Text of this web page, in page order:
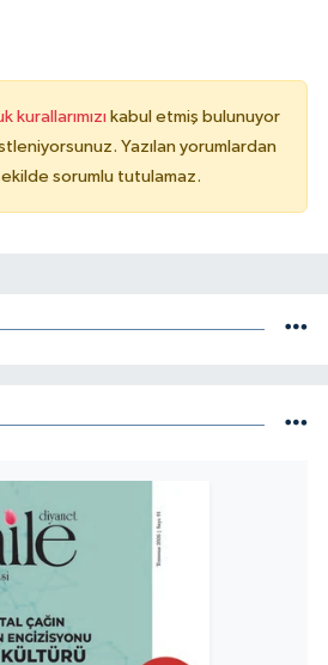
kurallarımızı kabul etmiş bulunuyor
Yazılan yorumlardan
sorumlu tutulamaz.